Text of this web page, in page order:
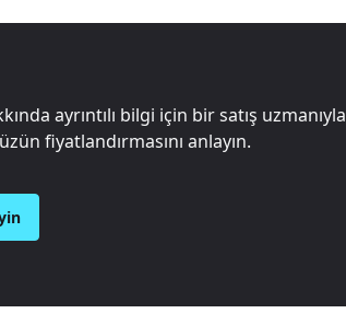
ayrıntılı bilgi için bir satış uzmanıyla
fiyatlandırmasını anlayın.